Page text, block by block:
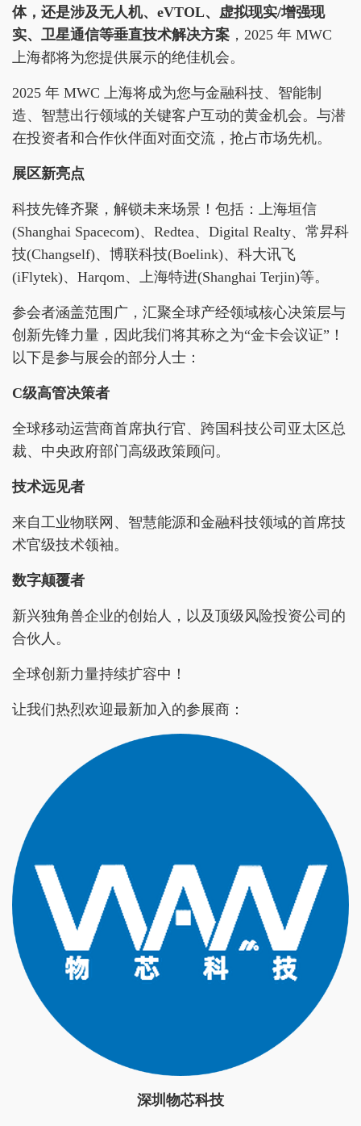
体，还是涉及无人机、eVTOL、虚拟现实/增强现
实、卫星通信等垂直技术解决方案 ，2025 年 MWC
上海都将为您提供展示的绝佳机会。
2025 年 MWC 上海将成为您与金融科技、智能制
造、智慧出行领域的关键客户互动的黄金机会。与潜
在投资者和合作伙伴面对面交流，抢占市场先机。
展区新亮点
科技先锋齐聚，解锁未来场景！包括：上海垣信
(Shanghai Spacecom)、Redtea、Digital Realty、常昇科
技(Changself)、博联科技(Boelink)、科大讯飞
(iFlytek)、Harqom、上海特进(Shanghai Terjin)等。
参会者涵盖范围广，汇聚全球产经领域核心决策层与
创新先锋力量，因此我们将其称之为“金卡会议证”！
以下是参与展会的部分人士：
C级高管决策者
全球移动运营商首席执行官、跨国科技公司亚太区总
裁、中央政府部门高级政策顾问。
技术远见者
来自工业物联网、智慧能源和金融科技领域的首席技
术官级技术领袖。
数字颠覆者
新兴独角兽企业的创始人，以及顶级风险投资公司的
合伙人。
全球创新力量持续扩容中！
让我们热烈欢迎最新加入的参展商：
深圳物芯科技